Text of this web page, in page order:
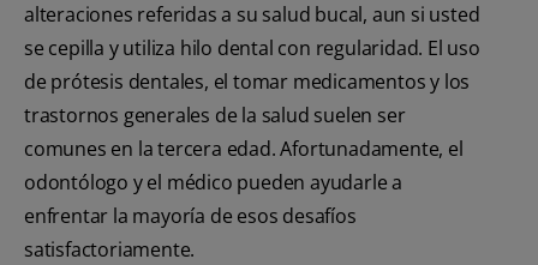
alteraciones referidas a su salud bucal, aun si usted
se cepilla y utiliza hilo dental con regularidad. El uso
de prótesis dentales, el tomar medicamentos y los
trastornos generales de la salud suelen ser
comunes en la tercera edad. Afortunadamente, el
odontólogo y el médico pueden ayudarle a
enfrentar la mayoría de esos desafíos
satisfactoriamente.